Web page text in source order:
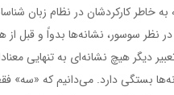
به خاطر کارکردشان در نظام زبان
در نظر سوسور، نشانه‌ها بدواً و قبل
دیگر هیچ نشانه‌ای به تنهایی
بستگی دارد. می‌دانیم که «سه»